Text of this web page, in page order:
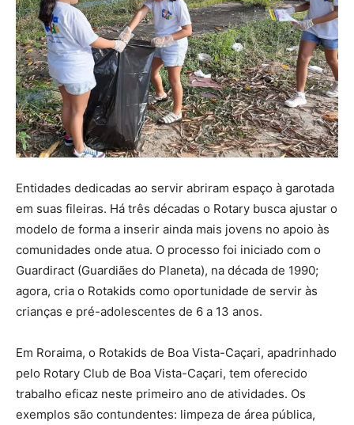
Entidades dedicadas ao servir abriram espaço à garotada
em suas fileiras. Há três décadas o Rotary busca ajustar o
modelo de forma a inserir ainda mais jovens no apoio às
comunidades onde atua. O processo foi iniciado com o
Guardiract (Guardiães do Planeta), na década de 1990;
agora, cria o Rotakids como oportunidade de servir às
crianças e pré-adolescentes de 6 a 13 anos.
Em Roraima, o Rotakids de Boa Vista-Caçari, apadrinhado
pelo Rotary Club de Boa Vista-Caçari, tem oferecido
trabalho eficaz neste primeiro ano de atividades. Os
exemplos são contundentes: limpeza de área pública,